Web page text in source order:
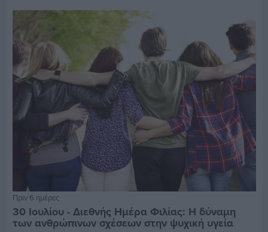
Πριν 6 ημέρες
30 Ιουλίου - Διεθνής Ημέρα Φιλίας: Η δύναμη
των ανθρώπινων σχέσεων στην ψυχική υγεία